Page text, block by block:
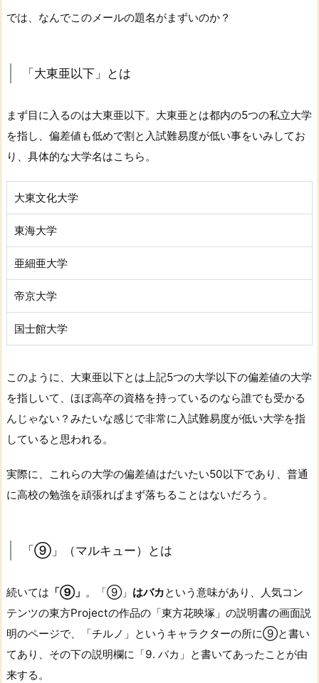
では、なんでこのメールの題名がまずいのか？
「大東亜以下」とは
まず目に入るのは大東亜以下。大東亜とは都内の5つの私立大学
を指し、偏差値も低めで割と入試難易度が低い事をいみしてお
り、具体的な大学名はこちら。
大東文化大学
東海大学
亜細亜大学
帝京大学
国士館大学
このように、大東亜以下とは上記5つの大学以下の偏差値の大学
を指しいて、ほぼ高卒の資格を持っているのなら誰でも受かる
んじゃない？みたいな感じで非常に入試難易度が低い大学を指
していると思われる。
実際に、これらの大学の偏差値はだいたい50以下であり、普通
に高校の勉強を頑張ればまず落ちることはないだろう。
「⑨」（マルキュー）とは
続いては 「⑨」 。「⑨」 はバカという意味があり、人気コン
テンツの東方Projectの作品の「東方花映塚」の説明書の画面説
明のページで、「チルノ」というキャラクターの所に⑨と書い
てあり、その下の説明欄に「9. バカ」と書いてあったことが由
来する。